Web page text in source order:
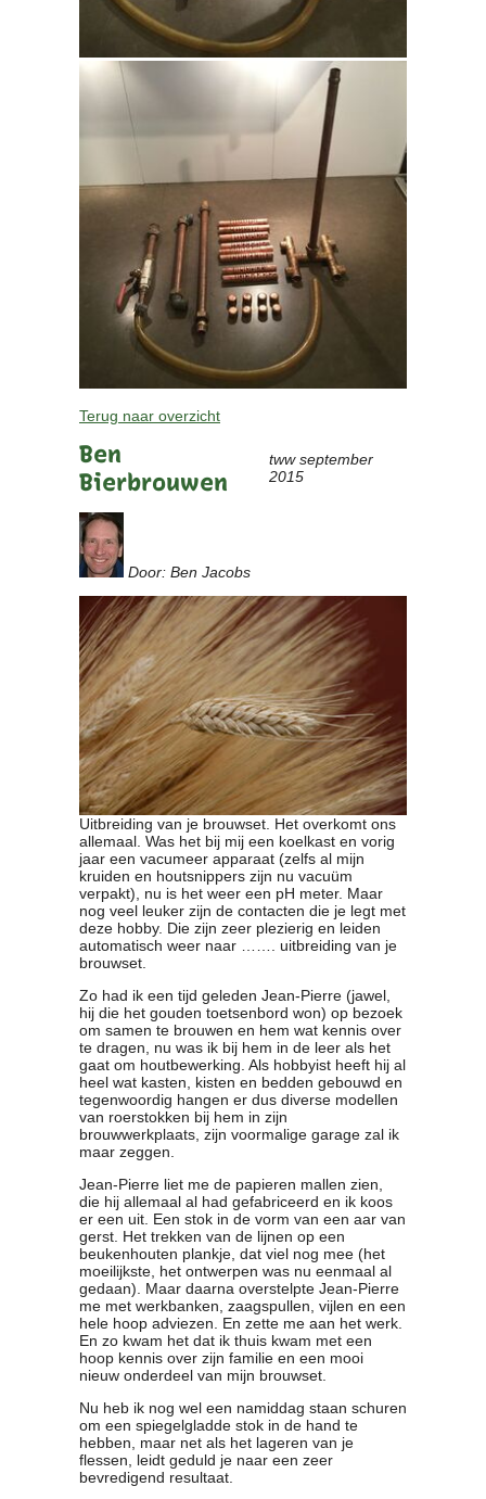
Terug naar overzicht
Ben
Bierbrouwen
tww september
2015
Door: Ben Jacobs
Uitbreiding van je brouwset. Het overkomt ons
allemaal. Was het bij mij een koelkast en vorig
jaar een vacumeer apparaat (zelfs al mijn
kruiden en houtsnippers zijn nu vacuüm
verpakt), nu is het weer een pH meter. Maar
nog veel leuker zijn de contacten die je legt met
deze hobby. Die zijn zeer plezierig en leiden
automatisch weer naar ……. uitbreiding van je
brouwset.
Zo had ik een tijd geleden Jean-Pierre (jawel,
hij die het gouden toetsenbord won) op bezoek
om samen te brouwen en hem wat kennis over
te dragen, nu was ik bij hem in de leer als het
gaat om houtbewerking. Als hobbyist heeft hij al
heel wat kasten, kisten en bedden gebouwd en
tegenwoordig hangen er dus diverse modellen
van roerstokken bij hem in zijn
brouwwerkplaats, zijn voormalige garage zal ik
maar zeggen.
Jean-Pierre liet me de papieren mallen zien,
die hij allemaal al had gefabriceerd en ik koos
er een uit. Een stok in de vorm van een aar van
gerst. Het trekken van de lijnen op een
beukenhouten plankje, dat viel nog mee (het
moeilijkste, het ontwerpen was nu eenmaal al
gedaan). Maar daarna overstelpte Jean-Pierre
me met werkbanken, zaagspullen, vijlen en een
hele hoop adviezen. En zette me aan het werk.
En zo kwam het dat ik thuis kwam met een
hoop kennis over zijn familie en een mooi
nieuw onderdeel van mijn brouwset.
Nu heb ik nog wel een namiddag staan schuren
om een spiegelgladde stok in de hand te
hebben, maar net als het lageren van je
flessen, leidt geduld je naar een zeer
bevredigend resultaat.